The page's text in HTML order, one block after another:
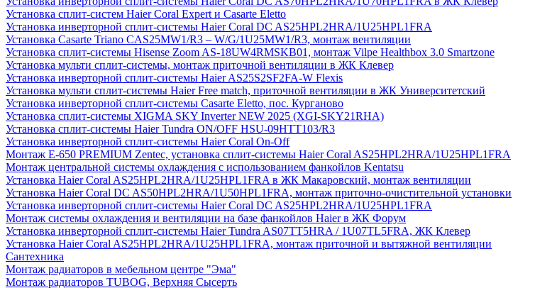
Установка сплит-систем Haier Coral Expert и Casarte Eletto
Установка инверторной сплит-системы Haier Coral DC AS25HPL2HRA/1U25HPL1FRA
Установка Casarte Triano CAS25MW1/R3 – W/G/1U25MW1/R3, монтаж вентиляции
Установка сплит-системы Hisense Zoom AS-18UW4RMSKB01, монтаж Vilpe Healthbox 3.0 Smartzone
Установка мульти сплит-системы, монтаж приточной вентиляции в ЖК Клевер
Установка инверторной сплит-системы Haier AS25S2SF2FA-W Flexis
Установка мульти сплит-системы Haier Free match, приточной вентиляции в ЖК Университетский
Установка инверторной сплит-системы Casarte Eletto, пос. Курганово
Установка сплит-системы XIGMA SKY Inverter NEW 2025 (XGI-SKY21RHA)
Установка сплит-системы Haier Tundra ON/OFF HSU-09HTT103/R3
Установка инверторной сплит-системы Haier Coral On-Off
Монтаж E-650 PREMIUM Zentec, установка сплит-системы Haier Coral AS25HPL2HRA/1U25HPL1FRA
Монтаж центральной системы охлаждения с использованием фанкойлов Kentatsu
Установка Haier Coral AS25HPL2HRA/1U25HPL1FRA в ЖК Макаровский, монтаж вентиляции
Установка Haier Coral DC AS50HPL2HRA/1U50HPL1FRA, монтаж приточно-очистительной установки
Установка инверторной сплит-системы Haier Coral DC AS25HPL2HRA/1U25HPL1FRA
Монтаж системы охлаждения и вентиляции на базе фанкойлов Haier в ЖК Форум
Установка инверторной сплит-системы Haier Tundra AS07TT5HRA / 1U07TL5FRA, ЖК Клевер
Установка Haier Coral AS25HPL2HRA/1U25HPL1FRA, монтаж приточной и вытяжной вентиляции
Сантехника
Монтаж радиаторов в мебельном центре "Эма"
Монтаж радиаторов TUBOG, Верхняя Сысерть